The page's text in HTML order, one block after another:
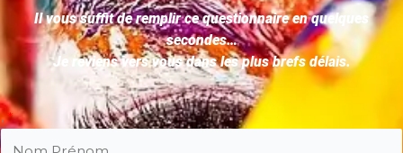
Il vous suffit de remplir ce questionnaire en quelques
secondes…
Je reviens vers vous dans les plus brefs délais.
.*